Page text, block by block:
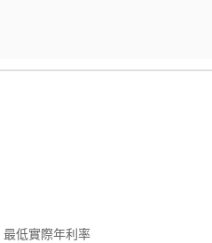
最低實際年利率